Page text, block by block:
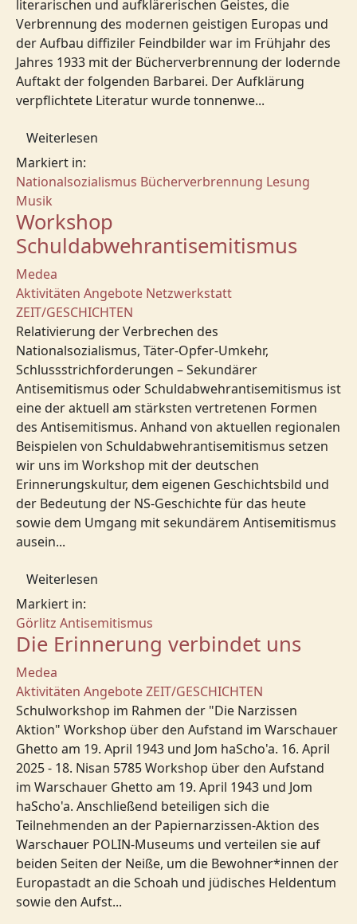
literarischen und aufklärerischen Geistes, die
Verbrennung des modernen geistigen Europas und
der Aufbau diffiziler Feindbilder war im Frühjahr des
Jahres 1933 mit der Bücherverbrennung der lodernde
Auftakt der folgenden Barbarei. Der Aufklärung
verpflichtete Literatur wurde tonnenwe...
Weiterlesen
Markiert in:
Nationalsozialismus Bücherverbrennung Lesung
Musik
Workshop
Schuldabwehrantisemitismus
Medea
Aktivitäten Angebote Netzwerkstatt
ZEIT/GESCHICHTEN
Relativierung der Verbrechen des
Nationalsozialismus, Täter-Opfer-Umkehr,
Schlussstrichforderungen – Sekundärer
Antisemitismus oder Schuldabwehrantisemitismus ist
eine der aktuell am stärksten vertretenen Formen
des Antisemitismus. Anhand von aktuellen regionalen
Beispielen von Schuldabwehrantisemitismus setzen
wir uns im Workshop mit der deutschen
Erinnerungskultur, dem eigenen Geschichtsbild und
der Bedeutung der NS-Geschichte für das heute
sowie dem Umgang mit sekundärem Antisemitismus
ausein...
Weiterlesen
Markiert in:
Görlitz Antisemitismus
Die Erinnerung verbindet uns
Medea
Aktivitäten AngeboteZEIT/GESCHICHTEN
Schulworkshop im Rahmen der "Die Narzissen
Aktion" Workshop über den Aufstand im Warschauer
Ghetto am 19. April 1943 und Jom haScho'a. 16. April
2025 - 18. Nisan 5785 Workshop über den Aufstand
im Warschauer Ghetto am 19. April 1943 und Jom
haScho'a. Anschließend beteiligen sich die
Teilnehmenden an der Papiernarzissen-Aktion des
Warschauer POLIN-Museums und verteilen sie auf
beiden Seiten der Neiße, um die Bewohner*innen der
Europastadt an die Schoah und jüdisches Heldentum
sowie den Aufst...